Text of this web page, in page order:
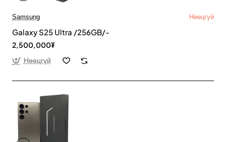
Samsung Нөөцгүй
Galaxy S25 Ultra /256GB/-
2,500,000₮
Нөөцгүй